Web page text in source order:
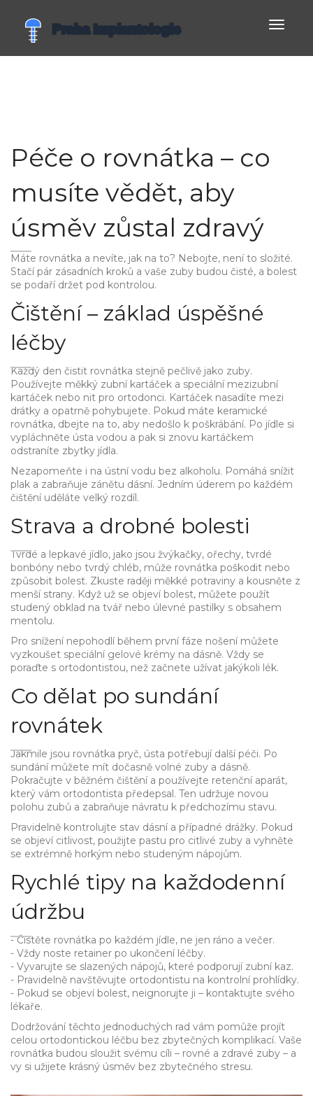
Péče o rovnátka – co
musíte vědět, aby
úsměv zůstal zdravý
Máte rovnátka a nevíte, jak na to? Nebojte, není to složité.
Stačí pár zásadních kroků a vaše zuby budou čisté, a bolest
se podaří držet pod kontrolou.
Čištění – základ úspěšné
léčby
Každý den čistit rovnátka stejně pečlivě jako zuby.
Používejte měkký zubní kartáček a speciální mezizubní
kartáček nebo nit pro ortodonci. Kartáček nasadíte mezi
drátky a opatrně pohybujete. Pokud máte keramické
rovnátka, dbejte na to, aby nedošlo k poškrábání. Po jídle si
vypláchněte ústa vodou a pak si znovu kartáčkem
odstraníte zbytky jídla.
Nezapomeňte i na ústní vodu bez alkoholu. Pomáhá snížit
plak a zabraňuje zánětu dásní. Jedním úderem po každém
čištění uděláte velký rozdíl.
Strava a drobné bolesti
Tvrdé a lepkavé jídlo, jako jsou žvýkačky, ořechy, tvrdé
bonbóny nebo tvrdý chléb, může rovnátka poškodit nebo
způsobit bolest. Zkuste raději měkké potraviny a kousněte z
menší strany. Když už se objeví bolest, můžete použít
studený obklad na tvář nebo úlevné pastilky s obsahem
mentolu.
Pro snížení nepohodlí během první fáze nošení můžete
vyzkoušet speciální gelové krémy na dásně. Vždy se
poraďte s ortodontistou, než začnete užívat jakýkoli lék.
Co dělat po sundání
rovnátek
Jakmile jsou rovnátka pryč, ústa potřebují další péči. Po
sundání můžete mít dočasně volné zuby a dásně.
Pokračujte v běžném čištění a používejte retenční aparát,
který vám ortodontista předepsal. Ten udržuje novou
polohu zubů a zabraňuje návratu k předchozímu stavu.
Pravidelně kontrolujte stav dásní a případné drážky. Pokud
se objeví citlivost, použijte pastu pro citlivé zuby a vyhněte
se extrémně horkým nebo studeným nápojům.
Rychlé tipy na každodenní
údržbu
- Čistěte rovnátka po každém jídle, ne jen ráno a večer.
- Vždy noste retainer po ukončení léčby.
- Vyvarujte se slazených nápojů, které podporují zubní kaz.
- Pravidelně navštěvujte ortodontistu na kontrolní prohlídky.
- Pokud se objeví bolest, neignorujte ji – kontaktujte svého
lékaře.
Dodržování těchto jednoduchých rad vám pomůže projít
celou ortodontickou léčbu bez zbytečných komplikací. Vaše
rovnátka budou sloužit svému cíli – rovné a zdravé zuby – a
vy si užijete krásný úsměv bez zbytečného stresu.